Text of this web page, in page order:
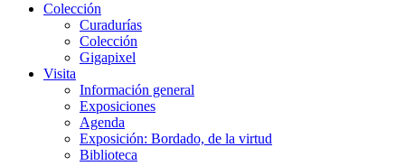
Colección
Curadurías
Colección
Gigapixel
Visita
Información general
Exposiciones
Agenda
Exposición: Bordado, de la virtud
Biblioteca